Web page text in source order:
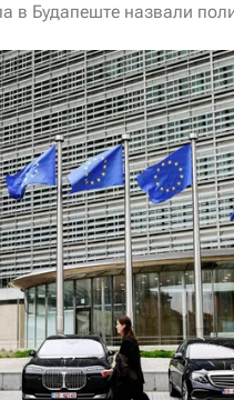
в Будапеште назвали